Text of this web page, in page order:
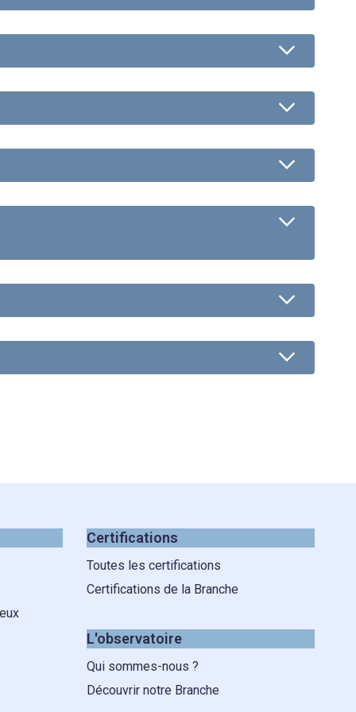
Certifications
Toutes les certifications
Certifications de la Branche
L'observatoire
Qui sommes-nous ?
Découvrir notre Branche